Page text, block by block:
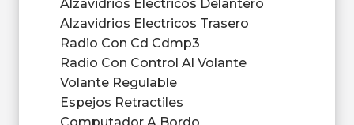
Alzavidrios Electricos Delantero
Alzavidrios Electricos Trasero
Radio Con Cd Cdmp3
Radio Con Control Al Volante
Volante Regulable
Espejos Retractiles
Computador A Bordo